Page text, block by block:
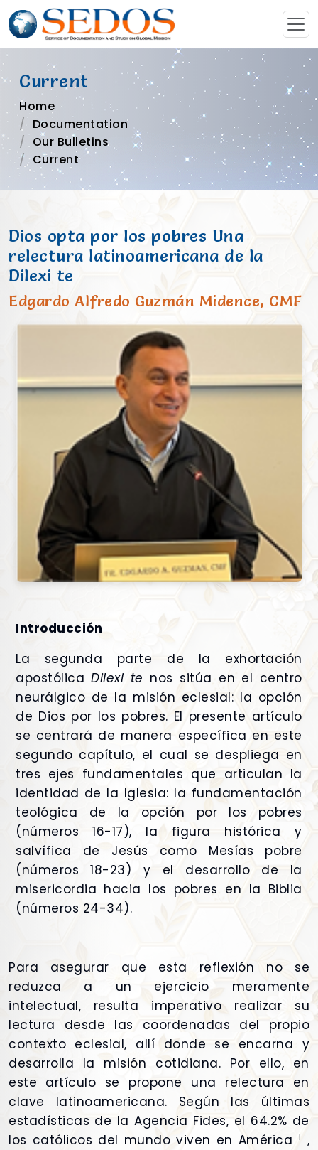
Current
Home
Documentation
Our Bulletins
Current
Dios opta por los pobres Una
relectura latinoamericana de la
Dilexi te
Edgardo Alfredo Guzmán Midence, CMF
Introducción
La segunda parte de la exhortación
apostólicaDilexi te nos sitúa en el centro
neurálgico de la misión eclesial: la opción
de Dios por los pobres. El presente artículo
se centrará de manera específica en este
segundo capítulo, el cual se despliega en
tres ejes fundamentales que articulan la
identidad de la Iglesia: la fundamentación
teológica de la opción por los pobres
(números 16-17), la figura histórica y
salvífica de Jesús como Mesías pobre
(números 18-23) y el desarrollo de la
misericordia hacia los pobres en la Biblia
(números 24-34).
Para asegurar que esta reflexión no se
reduzca a un ejercicio meramente
intelectual, resulta imperativo realizar su
lectura desde las coordenadas del propio
contexto eclesial, allí donde se encarna y
desarrolla la misión cotidiana. Por ello, en
este artículo se propone una relectura en
clave latinoamericana. Según las últimas
estadísticas de la Agencia Fides, el 64.2% de
los católicos del mundo viven en América 1 ,